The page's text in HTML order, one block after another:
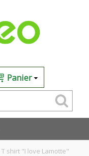
Panier
T shirt "I love Lamotte"